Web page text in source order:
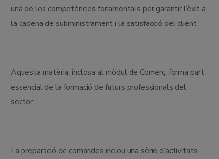
una de les competències fonamentals per garantir l’èxit a
la cadena de subministrament i la satisfacció del client.
Aquesta matèria, inclosa al mòdul de Comerç, forma part
essencial de la formació de futurs professionals del
sector.
La preparació de comandes inclou una sèrie d’activitats